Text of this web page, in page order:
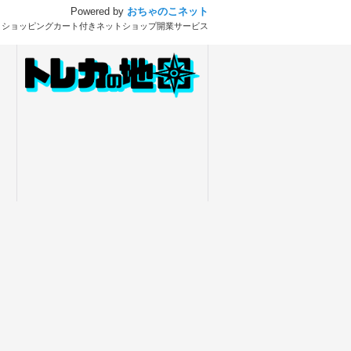
Powered by おちゃのこネット
ョッピングカート付きネットショップ開業サービス